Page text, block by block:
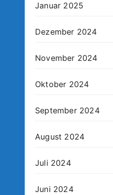
Januar 2025
Dezember 2024
November 2024
Oktober 2024
September 2024
August 2024
Juli 2024
Juni 2024